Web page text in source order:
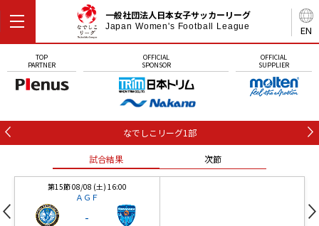
EN
一般社団法人日本女子サッカーリーグ
Japan Women's Football League
TOP
PARTNER
OFFICIAL
SPONSOR
OFFICIAL
SUPPLIER
なでしこリーグ1部
試合結果 次節
第15節 08/08 (土) 16:00
ＡＧＦ
-